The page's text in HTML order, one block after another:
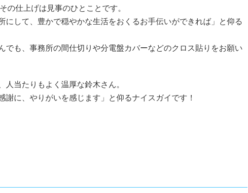
の仕上げは見事のひとことです。
にして、豊かで穏やかな生活をおくるお手伝いができれば」と仰る
でも、事務所の間仕切りや分電盤カバーなどのクロス貼りをお願い
当たりもよく温厚な鈴木さん。
謝に、やりがいを感じます」と仰るナイスガイです！